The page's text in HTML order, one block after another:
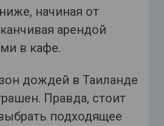
начиная от
арендой
в кафе.
дождей в Таиланде
Правда, стоит
подходящее